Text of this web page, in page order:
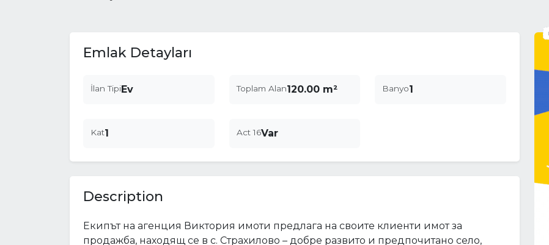
Emlak Detayları
İlan TipiEv Toplam Alan120.00 m² Banyo1
Kat1 Act 16Var
Description
Екипът на агенция Виктория имоти предлага на своите клиенти имот за
продажба, находящ се в с. Страхилово – добре развито и предпочитано село,